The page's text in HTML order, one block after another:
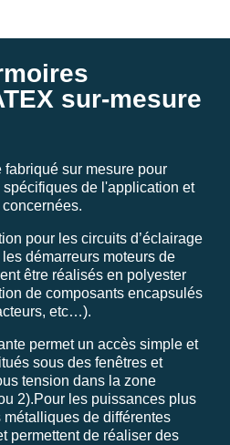
sur-mesure
fabriqué sur mesure pour
de l'application et
pour les circuits d’éclairage
démarreurs moteurs de
être réalisés en polyester
de composants encapsulés
etc…).
permet un accès simple et
sous des fenêtres et
tension dans la zone
2).Pour les puissances plus
métalliques de différentes
permettent de réaliser des